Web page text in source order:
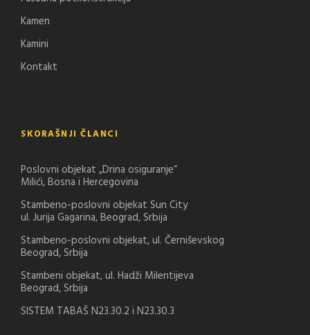
Kamen
Kamini
Kontakt
SKORAŠNJI ČLANCI
Poslovni objekat „Drina osiguranje“
Milići, Bosna i Hercegovina
Stambeno-poslovni objekat Sun City
ul. Jurija Gagarina, Beograd, Srbija
Stambeno-poslovni objekat, ul. Černiševskog
Beograd, Srbija
Stambeni objekat, ul. Hadži Milentijeva
Beograd, Srbija
SISTEM TABAŠ N23.30.2 i N23.30.3